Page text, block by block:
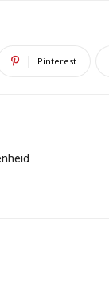
Pinterest